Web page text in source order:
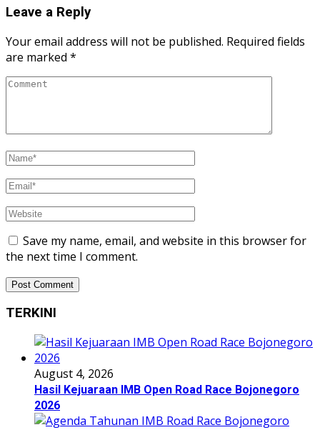
Leave a Reply
Your email address will not be published. Required fields
are marked *
Save my name, email, and website in this browser for
the next time I comment.
TERKINI
August 4, 2026
Hasil Kejuaraan IMB Open Road Race Bojonegoro
2026